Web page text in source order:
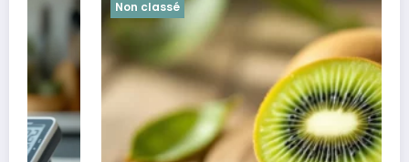
Non classé